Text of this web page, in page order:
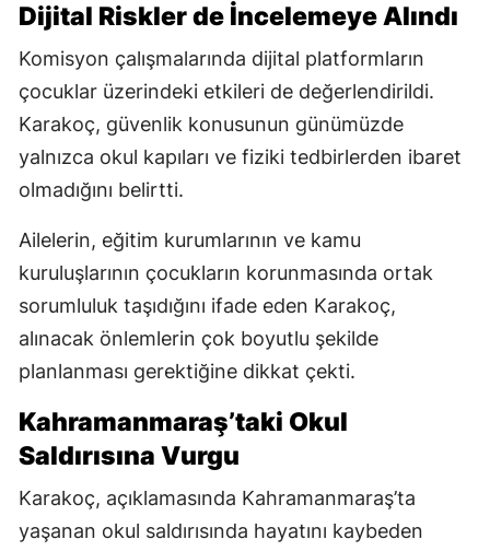
Dijital Riskler de İncelemeye Alındı
Komisyon çalışmalarında dijital platformların
çocuklar üzerindeki etkileri de değerlendirildi.
Karakoç, güvenlik konusunun günümüzde
yalnızca okul kapıları ve fiziki tedbirlerden ibaret
olmadığını belirtti.
Ailelerin, eğitim kurumlarının ve kamu
kuruluşlarının çocukların korunmasında ortak
sorumluluk taşıdığını ifade eden Karakoç,
alınacak önlemlerin çok boyutlu şekilde
planlanması gerektiğine dikkat çekti.
Kahramanmaraş’taki Okul
Saldırısına Vurgu
Karakoç, açıklamasında Kahramanmaraş’ta
yaşanan okul saldırısında hayatını kaybeden